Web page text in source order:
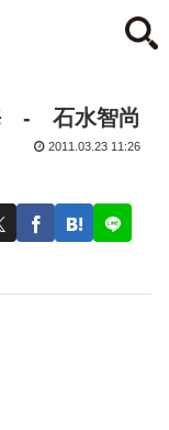
‐ 石水智尚
2011.03.23 11:26